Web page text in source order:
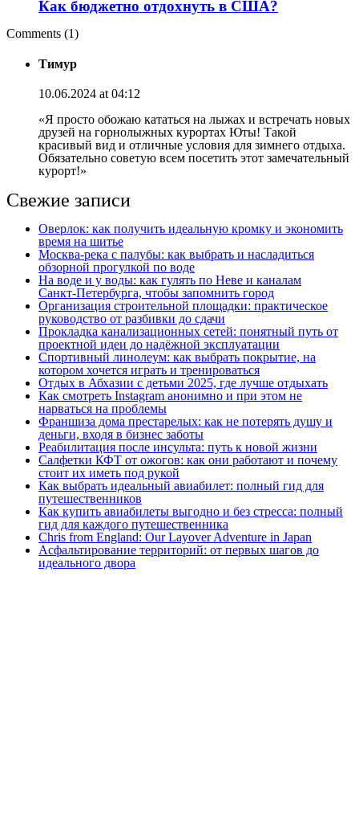
Как бюджетно отдохнуть в США?
Comments (1)
Тимур
10.06.2024 at 04:12
«Я просто обожаю кататься на лыжах и встречать новых
друзей на горнолыжных курортах Юты! Такой
красивый вид и отличные условия для зимнего отдыха.
Обязательно советую всем посетить этот замечательный
курорт!»
Свежие записи
Оверлок: как получить идеальную кромку и экономить
время на шитье
Москва‑река с палубы: как выбрать и насладиться
обзорной прогулкой по воде
На воде и у воды: как гулять по Неве и каналам
Санкт‑Петербурга, чтобы запомнить город
Организация строительной площадки: практическое
руководство от разбивки до сдачи
Прокладка канализационных сетей: понятный путь от
проектной идеи до надёжной эксплуатации
Спортивный линолеум: как выбрать покрытие, на
котором хочется играть и тренироваться
Отдых в Абхазии с детьми 2025, где лучше отдыхать
Как смотреть Instagram анонимно и при этом не
нарваться на проблемы
Франшиза дома престарелых: как не потерять душу и
деньги, входя в бизнес заботы
Реабилитация после инсульта: путь к новой жизни
Салфетки КФТ от ожогов: как они работают и почему
стоит их иметь под рукой
Как выбрать идеальный авиабилет: полный гид для
путешественников
Как купить авиабилеты выгодно и без стресса: полный
гид для каждого путешественника
Chris from England: Our Layover Adventure in Japan
Асфальтирование территорий: от первых шагов до
идеального двора